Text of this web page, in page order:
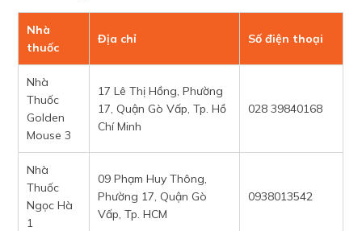
Nhà
thuốc
Địa chỉ Số điện thoại
Nhà
Thuốc
Golden
Mouse 3
17 Lê Thị Hồng, Phường
17, Quận Gò Vấp, Tp. Hồ
Chí Minh
028 39840168
Nhà
Thuốc
Ngọc Hà
1
09 Phạm Huy Thông,
Phường 17, Quận Gò
Vấp, Tp. HCM
0938013542